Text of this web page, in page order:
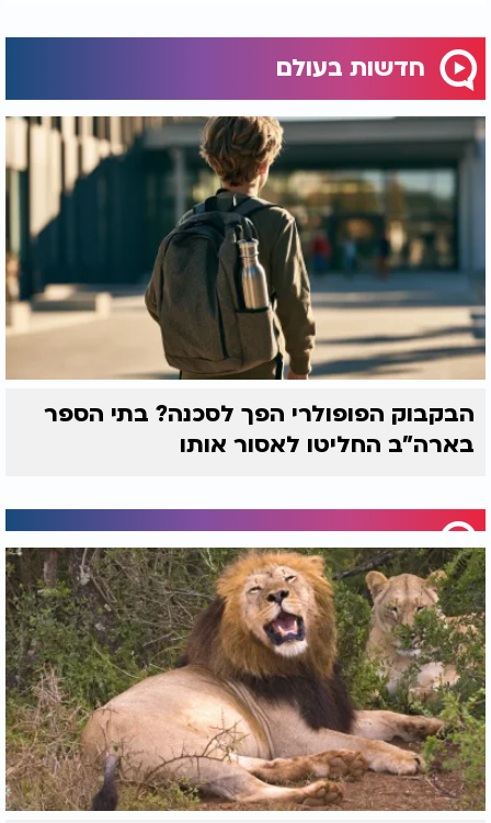
חדשות בעולם
הבקבוק הפופולרי הפך לסכנה? בתי הספר
בארה"ב החליטו לאסור אותו